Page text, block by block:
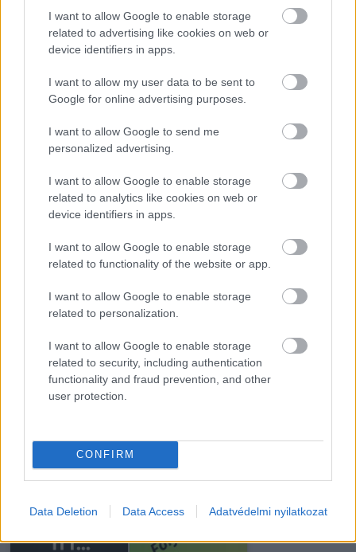
I want to allow Google to enable storage
related to advertising like cookies on web or
device identifiers in apps.
I want to allow my user data to be sent to
Google for online advertising purposes.
I want to allow Google to send me
personalized advertising.
I want to allow Google to enable storage
related to analytics like cookies on web or
device identifiers in apps.
I want to allow Google to enable storage
related to functionality of the website or app.
I want to allow Google to enable storage
related to personalization.
I want to allow Google to enable storage
related to security, including authentication
functionality and fraud prevention, and other
user protection.
CONFIRM
Data Deletion Data Access Adatvédelmi nyilatkozat
„Ez a te kereszted az
életedben, a
csillagjegyed alapján.”
Amiről mindenki
rosszul tud – Ez
okozza valójában a…
Soha ne tedd így az
ágyad: mítosz vagy
3 évesen fogadtam
örökbe a kislányt egy
mert valóra válhat
Hat évvel azután,
egyik…
fogász:
vastagbélrákra
utalhatnak…
15 éve eltemettem a
felvettem egy…